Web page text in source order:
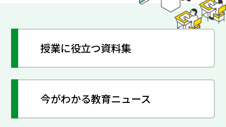
授業に役立つ資料集
今がわかる教育ニュース